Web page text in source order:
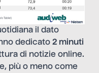
il dato
dedicato 2 minuti
di notizie online.
più o meno come